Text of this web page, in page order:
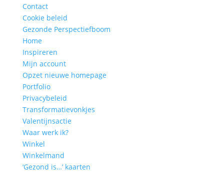
Contact
Cookie beleid
Gezonde Perspectiefboom
Home
Inspireren
Mijn account
Opzet nieuwe homepage
Portfolio
Privacybeleid
Transformatievonkjes
Valentijnsactie
Waar werk ik?
Winkel
Winkelmand
‘Gezond is…’ kaarten